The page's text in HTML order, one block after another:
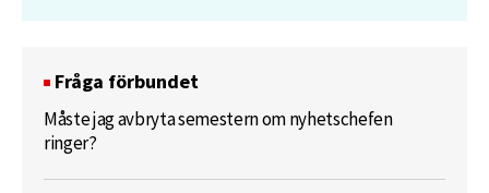
Fråga förbundet
Måste jag avbryta semestern om nyhetschefen
ringer?